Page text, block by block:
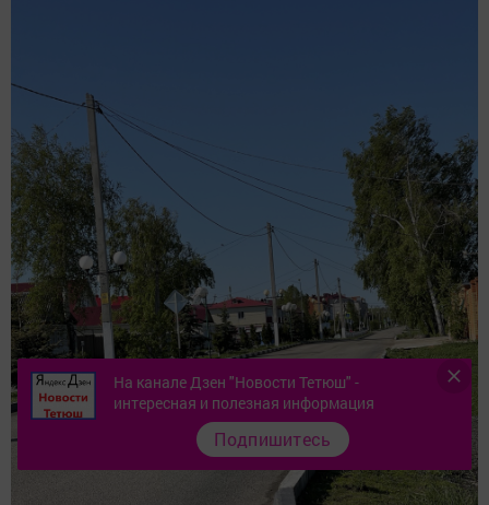
На канале Дзен "Новости Тетюш" -
интересная и полезная информация
Подпишитесь